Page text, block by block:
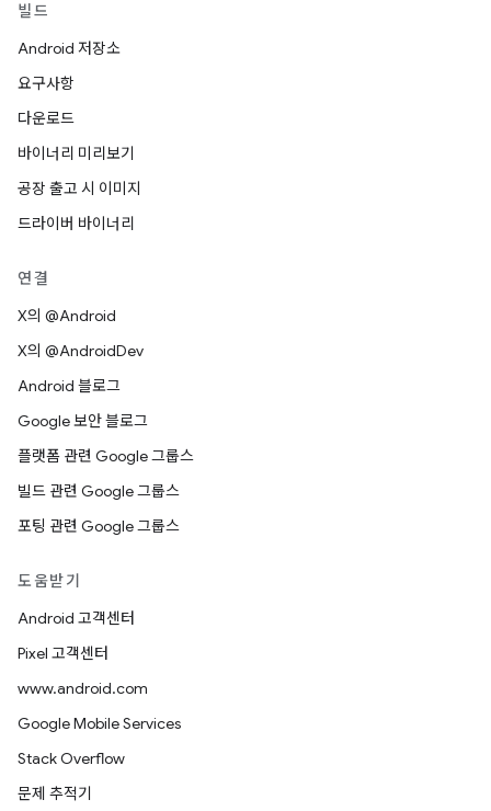
빌드
Android 저장소
요구사항
다운로드
바이너리 미리보기
공장 출고 시 이미지
드라이버 바이너리
연결
X의 @Android
X의 @AndroidDev
Android 블로그
Google 보안 블로그
플랫폼 관련 Google 그룹스
빌드 관련 Google 그룹스
포팅 관련 Google 그룹스
도움받기
Android 고객센터
Pixel 고객센터
www.android.com
Google Mobile Services
Stack Overflow
문제 추적기